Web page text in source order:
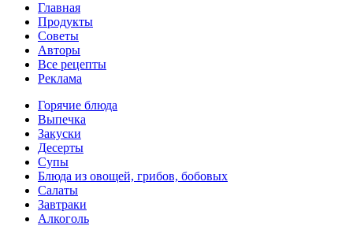
Главная
Продукты
Советы
Авторы
Все рецепты
Реклама
Горячие блюда
Выпечка
Закуски
Десерты
Супы
Блюда из овощей, грибов, бобовых
Салаты
Завтраки
Алкоголь